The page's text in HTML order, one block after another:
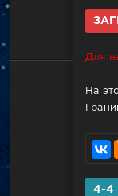
Для
На
4-4